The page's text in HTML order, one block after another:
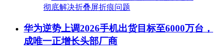
华为逆势上调2026手机出货目标至6000万台，
成唯一正增长头部厂商